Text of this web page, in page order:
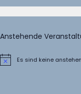
Anstehende
HinweisEs sind keine